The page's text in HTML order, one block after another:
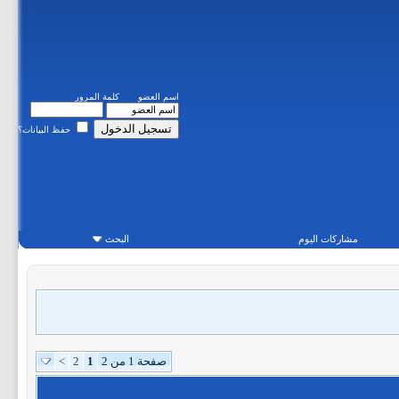
اسم العضو كلمة المرور
حفظ البيانات؟
مشاركات اليوم البحث
صفحة 1 من 2 1
2
>